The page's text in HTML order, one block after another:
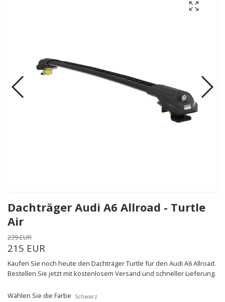
Dachträger Audi A6 Allroad - Turtle
Air
239 EUR
215 EUR
Kaufen Sie noch heute den Dachträger Turtle für den Audi A6 Allroad.
Bestellen Sie jetzt mit kostenlosem Versand und schneller Lieferung.
Wählen Sie die Farbe Schwarz